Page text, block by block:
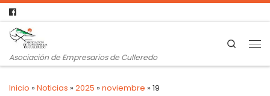
Asociación de Empresarios de Culleredo
Search
Inicio »Noticias »2025 »noviembre »19